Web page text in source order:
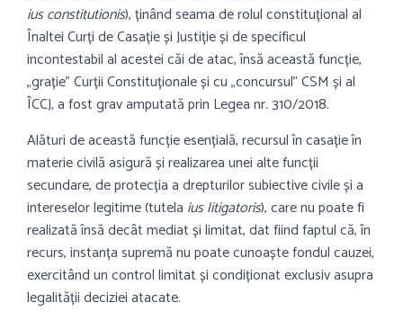
ius constitutionis), ținând seama de rolul constituțional al
Înaltei Curți de Casație și Justiție și de specificul
incontestabil al acestei căi de atac, însă această funcție,
„grație” Curții Constituționale și cu „concursul” CSM și al
ÎCCJ, a fost grav amputată prin Legea nr. 310/2018.
Alături de această funcție esențială, recursul în casație în
materie civilă asigură și realizarea unei alte funcții
secundare, de protecția a drepturilor subiective civile și a
intereselor legitime (tutela ius litigatoris), care nu poate fi
realizată însă decât mediat și limitat, dat fiind faptul că, în
recurs, instanța supremă nu poate cunoaște fondul cauzei,
exercitând un control limitat și condiționat exclusiv asupra
legalității deciziei atacate.